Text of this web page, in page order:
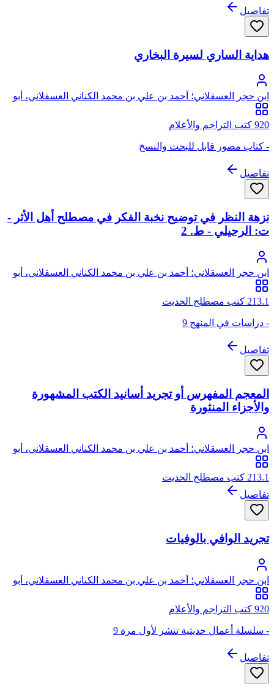
تفاصيل
هداية الساري لسيرة البخاري
ابن حجر العسقلاني؛ أحمد بن علي بن محمد الكناني العسقلاني، أبو
الفضل، شهاب الدين، ابن حجر
920 كتب التراجم والأعلام
- كتاب مصور قابل للبحث والنسخ
تفاصيل
نزهة النظر في توضيح نخبة الفكر في مصطلح أهل الأثر -
ت: الرحيلي - ط. 2
ابن حجر العسقلاني؛ أحمد بن علي بن محمد الكناني العسقلاني، أبو
الفضل، شهاب الدين، ابن حجر
213.1 كتب مصطلح الحديث
- دراسات في المنهج 9
تفاصيل
المعجم المفهرس أو تجريد أسانيد الكتب المشهورة
والأجزاء المنثورة
ابن حجر العسقلاني؛ أحمد بن علي بن محمد الكناني العسقلاني، أبو
الفضل، شهاب الدين، ابن حجر
213.1 كتب مصطلح الحديث
تفاصيل
تجريد الوافي بالوفيات
ابن حجر العسقلاني؛ أحمد بن علي بن محمد الكناني العسقلاني، أبو
الفضل، شهاب الدين، ابن حجر
920 كتب التراجم والأعلام
- سلسلة أعمال حديثية تنشر لأول مرة 9
تفاصيل